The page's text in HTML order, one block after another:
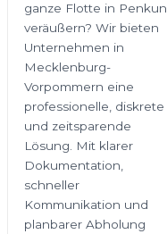
ganze Flotte in Penkun
veräußern? Wir bieten
Unternehmen in
Mecklenburg-
Vorpommern eine
professionelle, diskrete
und zeitsparende
Lösung. Mit klarer
Dokumentation,
schneller
Kommunikation und
planbarer Abholung